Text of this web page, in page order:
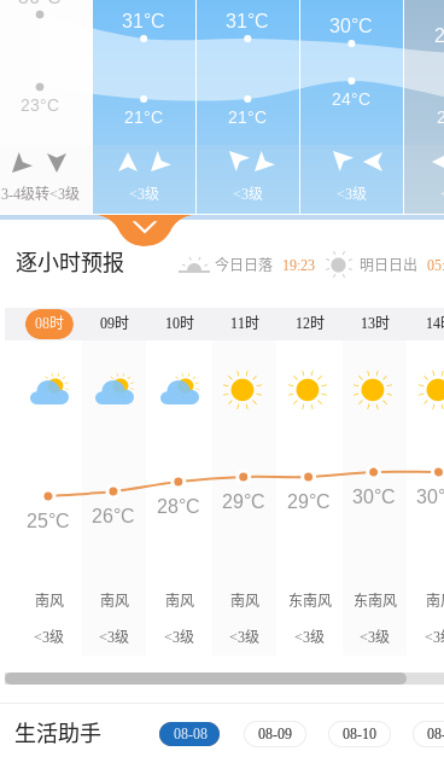
3-4级转<3级 <3级 <3级 <3级
31°C
31°C 30°C
23°C
21°C 21°C
24°C
逐小时预报 今日日落 19:23 明日日出
08时 09时 10时 11时 12时 13时
南风
<3级
南风
<3级
南风
<3级
南风
<3级
东南风
<3级
东南风
<3级
南
<3
25°C 26°C 28°C 29°C 29°C 30°C
生活助手 08-08 08-09 08-10